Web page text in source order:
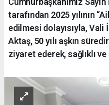
tarafından 2025 yılının
edilmesi dolayısıyla,
Aktaş, 50 yılı aşkın
ziyaret ederek, sağlıklı